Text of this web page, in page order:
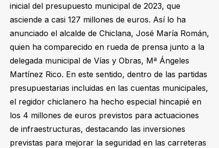
inicial del presupuesto municipal de 2023, que
asciende a casi 127 millones de euros. Así lo ha
anunciado el alcalde de Chiclana, José María Román,
quien ha comparecido en rueda de prensa junto a la
delegada municipal de Vías y Obras, Mª Ángeles
Martínez Rico. En este sentido, dentro de las partidas
presupuestarias incluidas en las cuentas municipales,
el regidor chiclanero ha hecho especial hincapié en
los 4 millones de euros previstos para actuaciones
de infraestructuras, destacando las inversiones
previstas para mejorar la seguridad en las carreteras